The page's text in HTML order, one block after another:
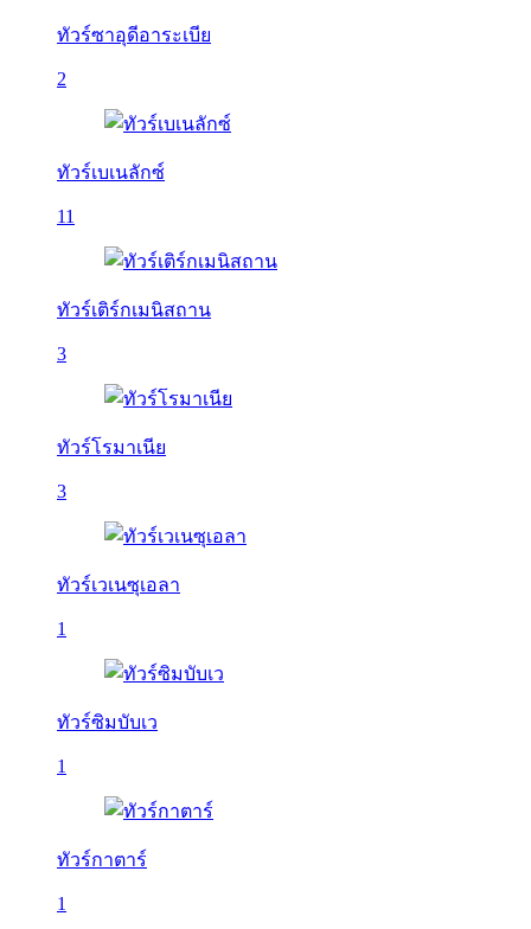
ทัวร์ซาอุดีอาระเบีย
2
ทัวร์เบเนลักซ์
11
ทัวร์เติร์กเมนิสถาน
3
ทัวร์โรมาเนีย
3
ทัวร์เวเนซุเอลา
1
ทัวร์ซิมบับเว
1
ทัวร์กาตาร์
1